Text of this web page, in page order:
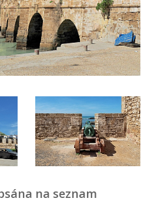
na seznam